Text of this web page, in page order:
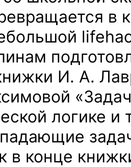
в
И. А.
логике и
в конце